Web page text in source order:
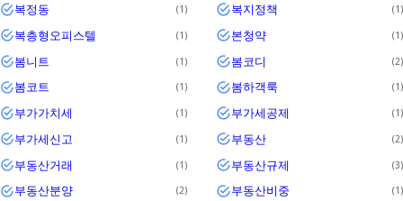
복정동 1 복지정책 1
복층형오피스텔 1 본청약 1
봄니트 1 봄코디 2
봄코트 1 봄하객룩 1
부가가치세 1 부가세공제 1
부가세신고 1 부동산 2
부동산거래 1 부동산규제 3
부동산분양 2 부동산비중 1